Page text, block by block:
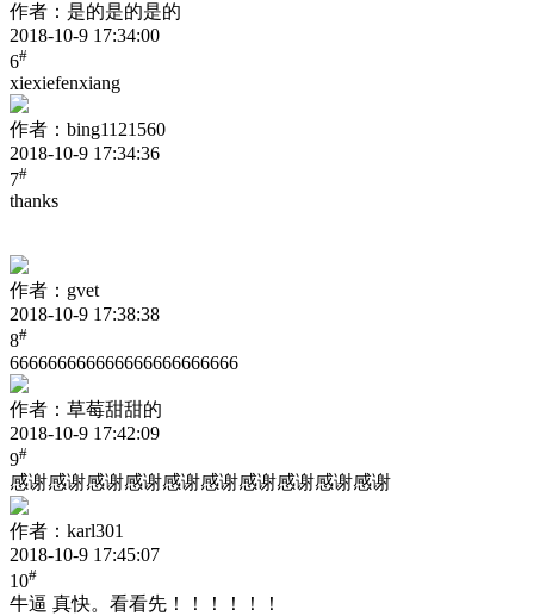
作者：是的是的是的
2018-10-9 17:34:00
6#
xiexiefenxiang
作者：bing1121560
2018-10-9 17:34:36
7#
thanks
作者：gvet
2018-10-9 17:38:38
8#
666666666666666666666666
作者：草莓甜甜的
2018-10-9 17:42:09
9#
感谢感谢感谢感谢感谢感谢感谢感谢感谢感谢
作者：karl301
2018-10-9 17:45:07
10#
牛逼 真快。看看先！！！！！！